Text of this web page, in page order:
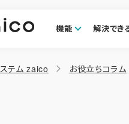
機能 解決でき
テム zaico お役立ちコラム